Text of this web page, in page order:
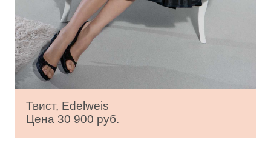
Твист, Edelweis
Цена 30 900 руб.